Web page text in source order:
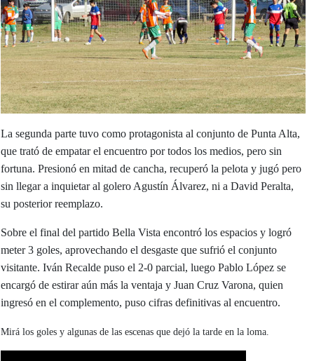
La segunda parte tuvo como protagonista al conjunto de Punta Alta,
que trató de empatar el encuentro por todos los medios, pero sin
fortuna. Presionó en mitad de cancha, recuperó la pelota y jugó pero
sin llegar a inquietar al golero Agustín Álvarez, ni a David Peralta,
su posterior reemplazo.
Sobre el final del partido Bella Vista encontró los espacios y logró
meter 3 goles, aprovechando el desgaste que sufrió el conjunto
visitante. Iván Recalde puso el 2-0 parcial, luego Pablo López se
encargó de estirar aún más la ventaja y Juan Cruz Varona, quien
ingresó en el complemento, puso cifras definitivas al encuentro.
Mirá los goles y algunas de las escenas que dejó la tarde en la loma.